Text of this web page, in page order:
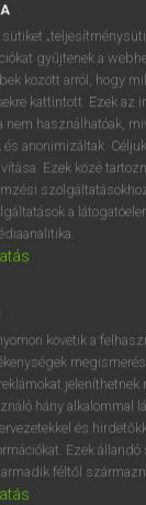
a teljes szócikk
BELÉPÉS
és
belépek.
REGISZTRÁCIÓ
gyűjtenek a
között arról, hogy
kattintott. Ezek az
nem használhatóak,
anonimizáltak.
Ezek közé
a
követik a
jeleníthetnek
hány alkalommal
és
Ezek
féltől
, .